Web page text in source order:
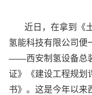
近日，在拿到《
氢能科技有限公司便
——西安制氢设备总
证》《建设工程规划
书》。这是今年以来